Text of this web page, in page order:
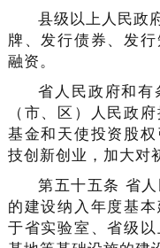
县级以上人民政
牌、发行债券、发
融资。
省人民政府和
（市、区）人民政
基金和天使投资股
技创新创业，加大对
第五十五条 省
的建设纳入年度基
于省实验室、省级